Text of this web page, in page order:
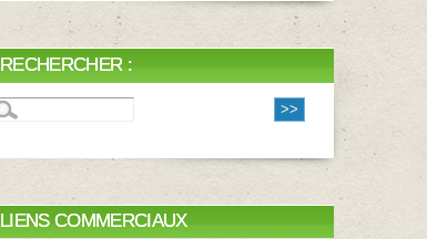
RECHERCHER :
LIENS COMMERCIAUX